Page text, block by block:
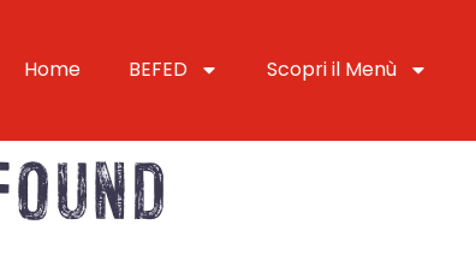
Home BEFED Scopri il Menù